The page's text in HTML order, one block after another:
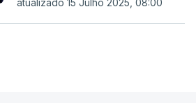
atualizado 15 Julho 2025, 08:00